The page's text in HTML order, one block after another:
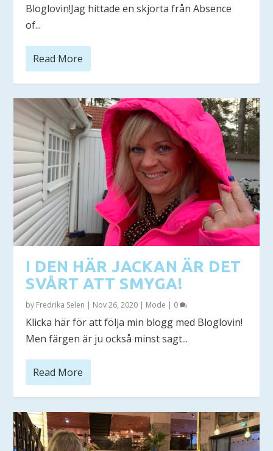
Bloglovin!Jag hittade en skjorta från Absence
of...
Read More
I DEN HÄR JACKAN ÄR DET
SVÅRT ATT SMYGA!
by Fredrika Selen | Nov 26, 2020 | Mode | 0
Klicka här för att följa min blogg med Bloglovin!
Men färgen är ju också minst sagt...
Read More